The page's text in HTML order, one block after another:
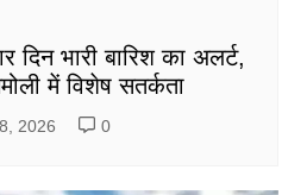
दिन भारी बारिश का अलर्ट,
में विशेष सतर्कता
2026 0